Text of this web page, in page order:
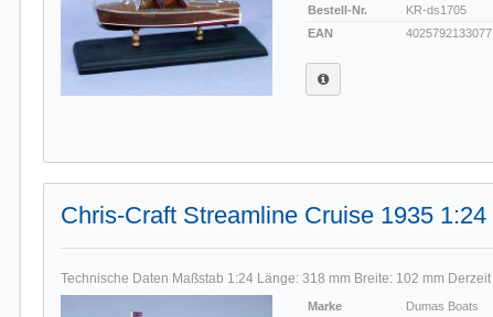
Bestell-Nr.
KR-ds1705
EAN
4025792133077
Chris-Craft Streamline Cruise 1935 1:24
Technische Daten Maßstab 1:24 Länge: 318 mm Breite: 102 mm
Marke
Dumas Boats